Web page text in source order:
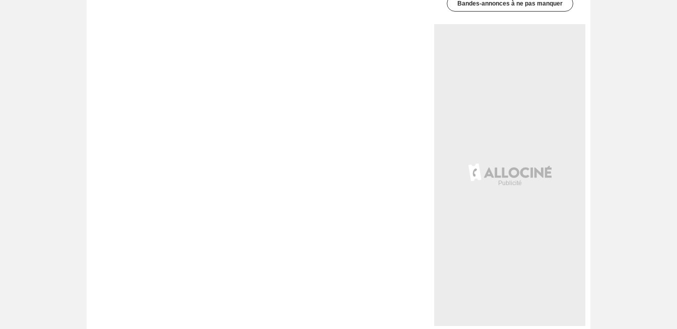
Bandes-annonces à ne pas manquer